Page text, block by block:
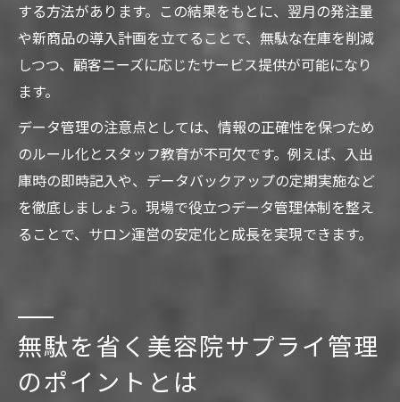
する方法があります。この結果をもとに、翌月の発注量
や新商品の導入計画を立てることで、無駄な在庫を削減
しつつ、顧客ニーズに応じたサービス提供が可能になり
ます。
データ管理の注意点としては、情報の正確性を保つため
のルール化とスタッフ教育が不可欠です。例えば、入出
庫時の即時記入や、データバックアップの定期実施など
を徹底しましょう。現場で役立つデータ管理体制を整え
ることで、サロン運営の安定化と成長を実現できます。
無駄を省く美容院サプライ管理
のポイントとは